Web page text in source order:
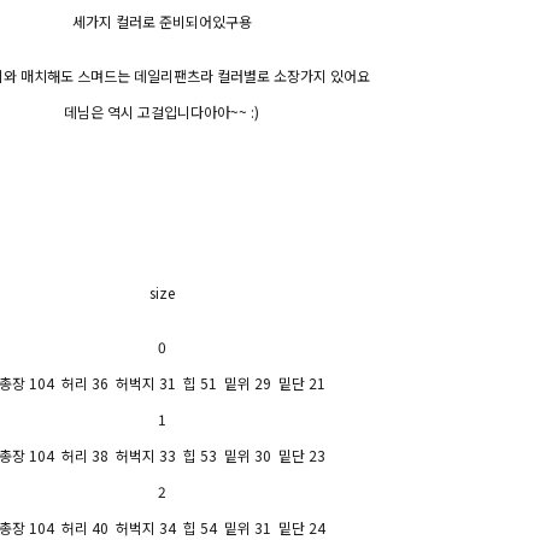
세가지 컬러로 준비되어있구용
매치해도 스며드는 데일리팬츠라 컬러별로 소장가지 있어요
데님은 역시 고걸입니다아아~~ :)
size
0
장 104 허리 36 허벅지 31 힙 51 밑위 29 밑단 21
1
장 104 허리 38 허벅지 33 힙 53 밑위 30 밑단 23
2
장 104 허리 40 허벅지 34 힙 54 밑위 31 밑단 24